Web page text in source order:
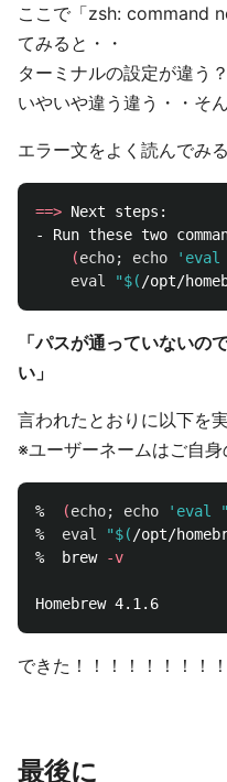
ここで「zsh: command
てみると・・
ターミナルの設定が違う？
いやいや違う違う・・そ
エラー文をよく読んでみ
==> Next steps:
- Run these two
(echo; echo
'eval
eval
"$( /opt/
「パスが通っていないの
い」
言われたとおりに以下を
※ユーザーネームはご自
% (echo; echo
'eval
% eval "$( /opt/
%  brew -v
できた！！！！！！！！
最後に